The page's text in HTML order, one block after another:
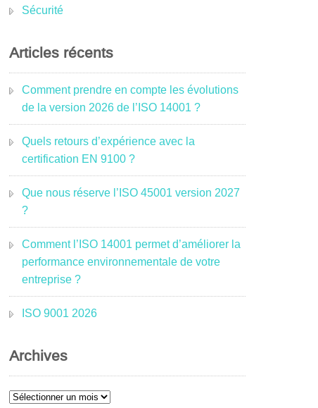
Sécurité
Articles récents
Comment prendre en compte les évolutions
de la version 2026 de l’ISO 14001 ?
Quels retours d’expérience avec la
certification EN 9100 ?
Que nous réserve l’ISO 45001 version 2027
?
Comment l’ISO 14001 permet d’améliorer la
performance environnementale de votre
entreprise ?
ISO 9001 2026
Archives
Archives